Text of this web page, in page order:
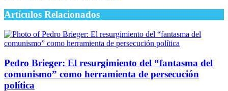
Artículos Relacionados
Pedro Brieger: El resurgimiento del “fantasma del
comunismo” como herramienta de persecución
política